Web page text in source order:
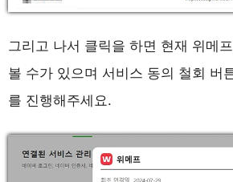
그리고 나서 클릭을 하면 현재 위메
볼 수가 있으며 서비스 동의 철회 버
를 진행해주세요.